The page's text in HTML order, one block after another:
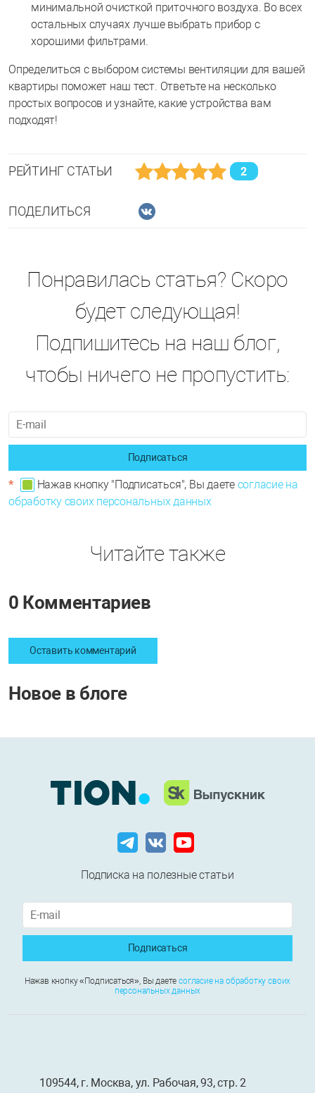
минимальной очисткой приточного воздуха. Во всех
остальных случаях лучше выбрать прибор с
хорошими фильтрами.
Определиться с выбором системы вентиляции для вашей
квартиры поможет наш тест. Ответьте на несколько
простых вопросов и узнайте, какие устройства вам
подходят!
РЕЙТИНГ СТАТЬИ 2
ПОДЕЛИТЬСЯ
Понравилась статья? Скоро
будет следующая!
Подпишитесь на наш блог,
чтобы ничего не пропустить:
Подписаться
* Нажав кнопку "Подписаться", Вы даете согласие на
обработку своих персональных данных
Читайте также
0 Комментариев
Оставить комментарий
Новое в блоге
Подписка на полезные статьи
Подписаться
Нажав кнопку «Подписаться», Вы даетесогласие на обработку своих
персональных данных
109544, г. Москва, ул. Рабочая, 93, стр. 2